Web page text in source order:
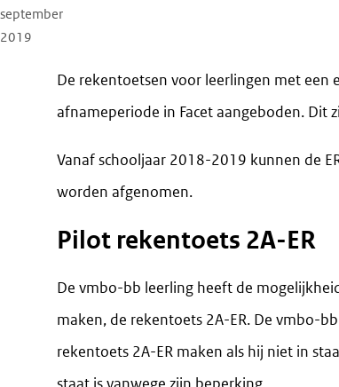
september
2019
De rekentoetsen voor leerlingen met een
afnameperiode in Facet aangeboden. Dit
Vanaf schooljaar 2018-2019 kunnen de
worden afgenomen.
Pilot rekentoets 2A-ER
De vmbo-bb leerling heeft de
maken, de rekentoets 2A-ER. De vmbo-
rekentoets 2A-ER maken als hij niet in